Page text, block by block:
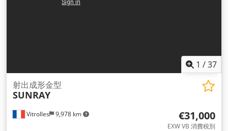
1 /37
Vitrolles 9,978 km
射出成形金型
SUNRAY
€31,000
EXW VB 消費税別